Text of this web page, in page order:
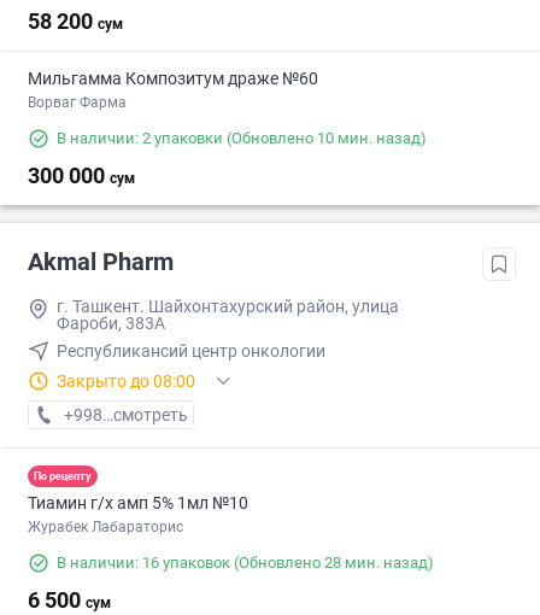
58 200 сум
Мильгамма Композитум драже №60
Ворваг Фарма
В наличии: 2 упаковки (Обновлено 10 мин. назад)
300 000 сум
Akmal Pharm
г. Ташкент. Шайхонтахурский район, улица
Фароби, 383А
Республикансий центр онкологии
Закрыто до 08:00
+998 (99) XXX-XX-XX
смотреть
По рецепту
Тиамин г/х амп 5% 1мл №10
Журабек Лабараторис
В наличии: 16 упаковок (Обновлено 28 мин. назад)
6 500 сум